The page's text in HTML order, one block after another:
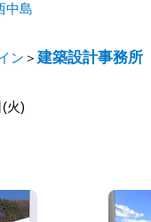
中島
ン ＞ 建築設計事務所
火)